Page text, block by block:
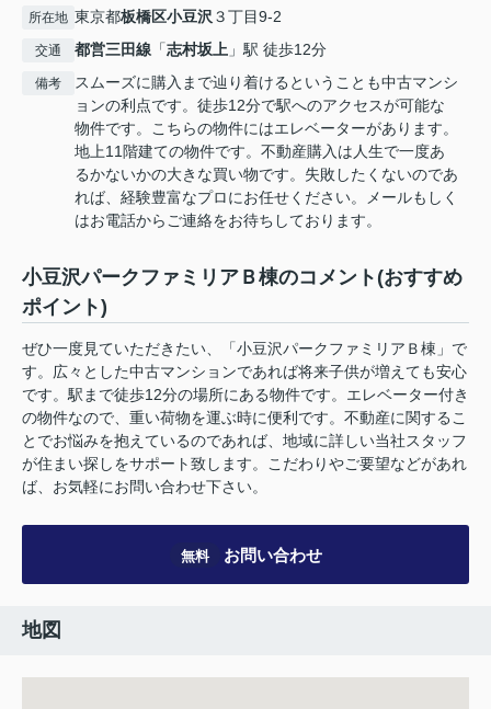
所在地 東京都板橋区小豆沢 ３丁目9-2
交通 都営三田線 「志村坂上 」駅 徒歩12分
備考
スムーズに購入まで辿り着けるということも中古マンシ
ョンの利点です。徒歩12分で駅へのアクセスが可能な
物件です。こちらの物件にはエレベーターがあります。
地上11階建ての物件です。不動産購入は人生で一度あ
るかないかの大きな買い物です。失敗したくないのであ
れば、経験豊富なプロにお任せください。メールもしく
はお電話からご連絡をお待ちしております。
小豆沢パークファミリアＢ棟のコメント(おすすめ
ポイント)
ぜひ一度見ていただきたい、「小豆沢パークファミリアＢ棟」で
す。広々とした中古マンションであれば将来子供が増えても安心
です。駅まで徒歩12分の場所にある物件です。エレベーター付き
の物件なので、重い荷物を運ぶ時に便利です。不動産に関するこ
とでお悩みを抱えているのであれば、地域に詳しい当社スタッフ
が住まい探しをサポート致します。こだわりやご要望などがあれ
ば、お気軽にお問い合わせ下さい。
無料 お問い合わせ
地図